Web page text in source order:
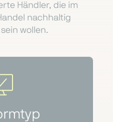
Händler, die im
nachhaltig
wollen.